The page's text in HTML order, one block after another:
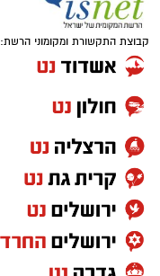
קבוצת התקשורת ומקומוני הרשת: